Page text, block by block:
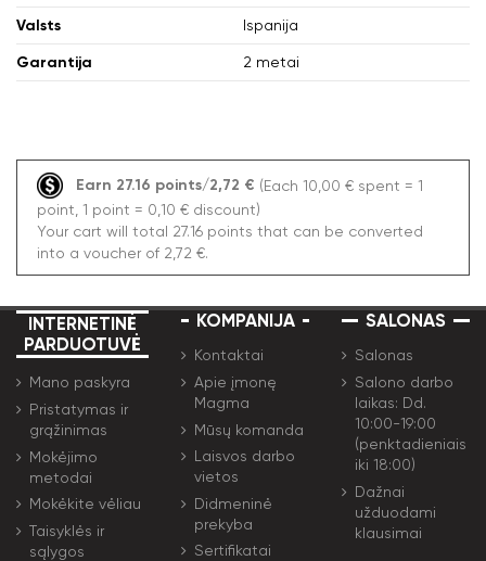
Valsts Ispanija
Garantija 2 metai
Earn 27.16 points/2,72 € (Each 10,00 € spent = 1
point, 1 point = 0,10 € discount)
Your cart will total 27.16 points that can be converted
into a voucher of 2,72 €.
INTERNETINĖ
PARDUOTUVĖ
Mano paskyra
Pristatymas ir
grąžinimas
Mokėjimo
metodai
Mokėkite vėliau
Taisyklės ir
sąlygos
KOMPANIJA
Kontaktai
Apie įmonę
Magma
Mūsų komanda
Laisvos darbo
vietos
Didmeninė
prekyba
Sertifikatai
SALONAS
Salonas
Salono darbo
laikas: Dd.
10:00-19:00
(penktadieniais
iki 18:00)
Dažnai
užduodami
klausimai